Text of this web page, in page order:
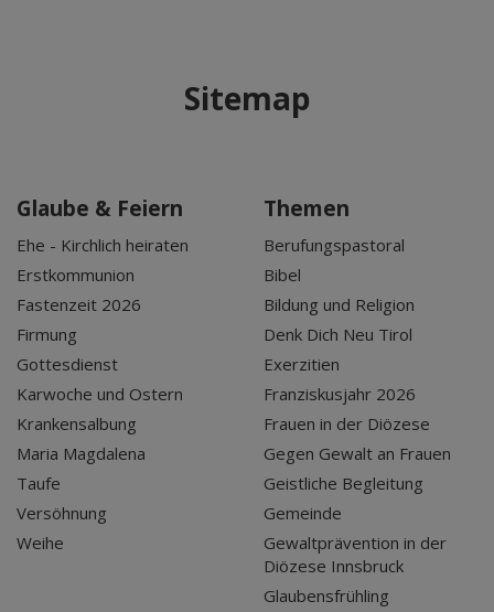
Sitemap
Glaube & Feiern
Ehe - Kirchlich heiraten
Erstkommunion
Fastenzeit 2026
Firmung
Gottesdienst
Karwoche und Ostern
Krankensalbung
Maria Magdalena
Taufe
Versöhnung
Weihe
Themen
Berufungspastoral
Bibel
Bildung und Religion
Denk Dich Neu Tirol
Exerzitien
Franziskusjahr 2026
Frauen in der Diözese
Gegen Gewalt an Frauen
Geistliche Begleitung
Gemeinde
Gewaltprävention in der
Diözese Innsbruck
Glaubensfrühling